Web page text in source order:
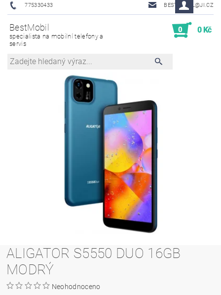
775330433 BESTMOBIL@JI.CZ
BestMobil
specialista na mobilní telefony a
servis
0 0 Kč
ALIGATOR S5550 DUO 16GB
MODRÝ
Neohodnoceno